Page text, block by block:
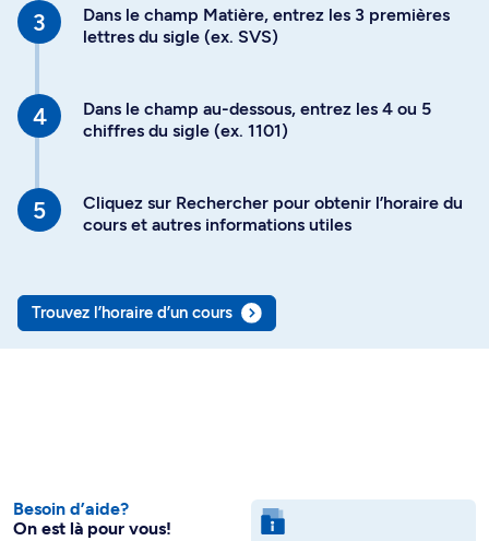
Dans le champ Matière, entrez les 3 premières
lettres du sigle (ex. SVS)
Dans le champ au-dessous, entrez les 4 ou 5
chiffres du sigle (ex. 1101)
Cliquez sur Rechercher pour obtenir l’horaire du
cours et autres informations utiles
Trouvez l’horaire d’un cours
Besoin d’aide?
On est là pour vous!